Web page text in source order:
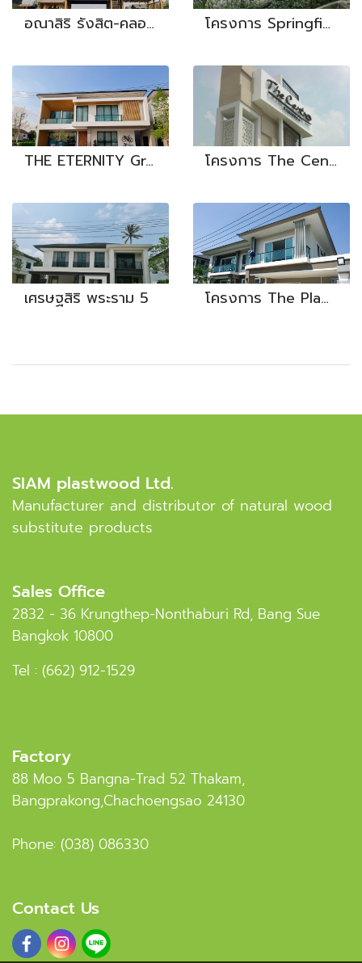
อณาสิริ รังสิต-คลอง 2 โครงการ Springfield Village
THE ETERNITY Greenwood รังสิต-วงแหวน โครงการ The Centro Ramindra - Plastwood
เศรษฐสิริ พระราม 5 โครงการ The Plam แจ้งวัฒนะ
SIAM plastwood Ltd.
Manufacturer and distributor of natural wood
substitute products
Sales Office
2832 - 36 Krungthep-Nonthaburi Rd, Bang Sue
Bangkok 10800
Tel : (662) 912-1529
Factory
88 Moo 5 Bangna-Trad 52 Thakam,
Bangprakong,Chachoengsao 24130
Phone: (038) 086330
Contact Us